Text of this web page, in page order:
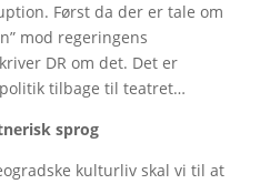
Først da der er tale om
mod regeringens
DR om det. Det er
tilbage til teatret…
sprog
kulturliv skal vi til at